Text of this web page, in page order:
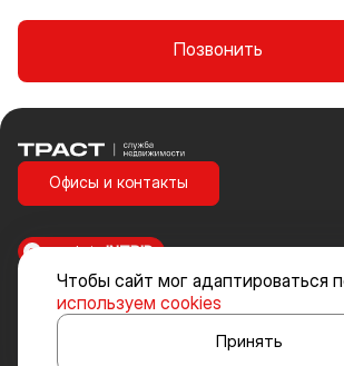
Позвонить
Чтобы сайт мог адаптироваться
используем cookies
Принять
Траст | Служба недвижимости
Офисы и контакты
Стоимость объектов недвижимости и иных
включенных в «Прайс-лист» носит
характер и ни при каких условиях не является
определяемой положениями ст. 437 ч. 2
made inINTRID